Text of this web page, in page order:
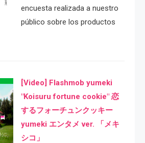
encuesta realizada a nuestro
público sobre los productos
[Video] Flashmob yumeki
"Koisuru fortune cookie" 恋
するフォーチュンクッキー
yumeki エンタメ ver. 「メキ
シコ」